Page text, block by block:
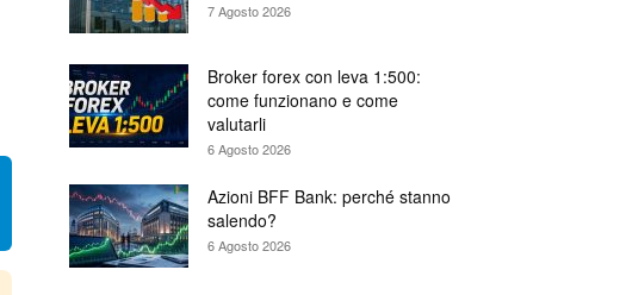
7 Agosto 2026
Broker forex con leva 1:500:
come funzionano e come
valutarli
6 Agosto 2026
Azioni BFF Bank: perché stanno
salendo?
6 Agosto 2026